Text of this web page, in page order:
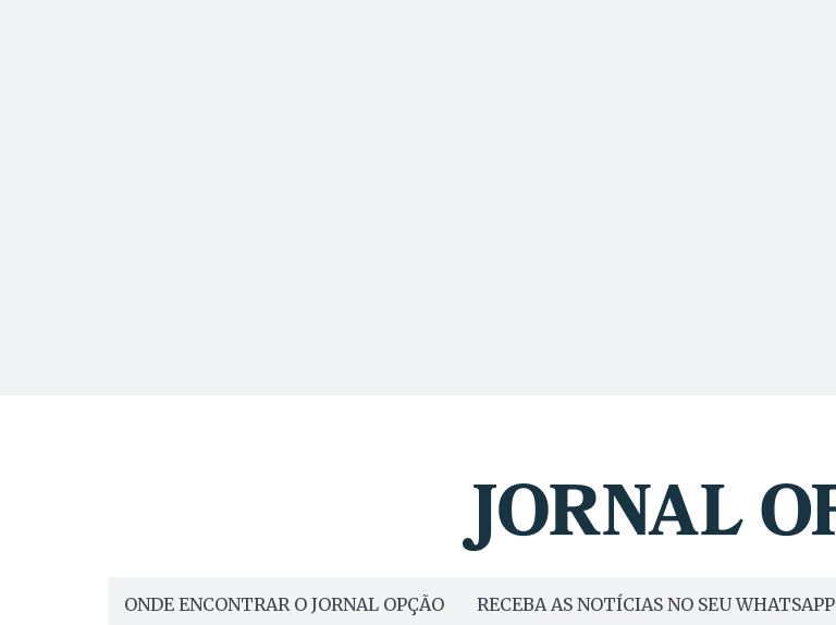
ONDE ENCONTRAR O JORNAL OPÇÃO RECEBA AS NOTÍCIAS NO SEU WHATSAPP